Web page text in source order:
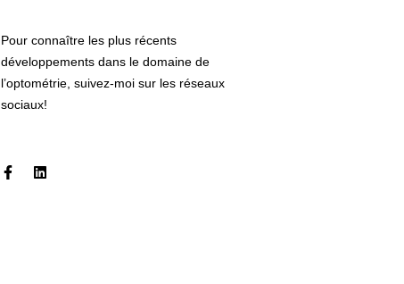
Pour connaître les plus récents
développements dans le domaine de
l’optométrie, suivez-moi sur les réseaux
sociaux!